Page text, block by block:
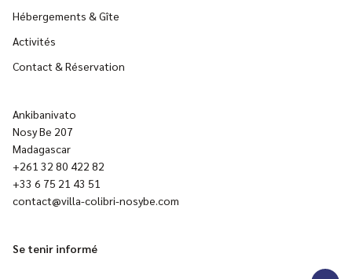
Hébergements & Gîte
Activités
Contact & Réservation
Ankibanivato
Nosy Be 207
Madagascar
+261 32 80 422 82
+33 6 75 21 43 51
contact@villa-colibri-nosybe.com
Se tenir informé